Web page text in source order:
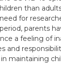
than
for
parents
a feeling of
and
maintaining